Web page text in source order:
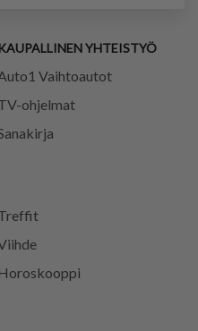
KAUPALLINEN YHTEISTYÖ
Vaihtoautot
ohjelmat